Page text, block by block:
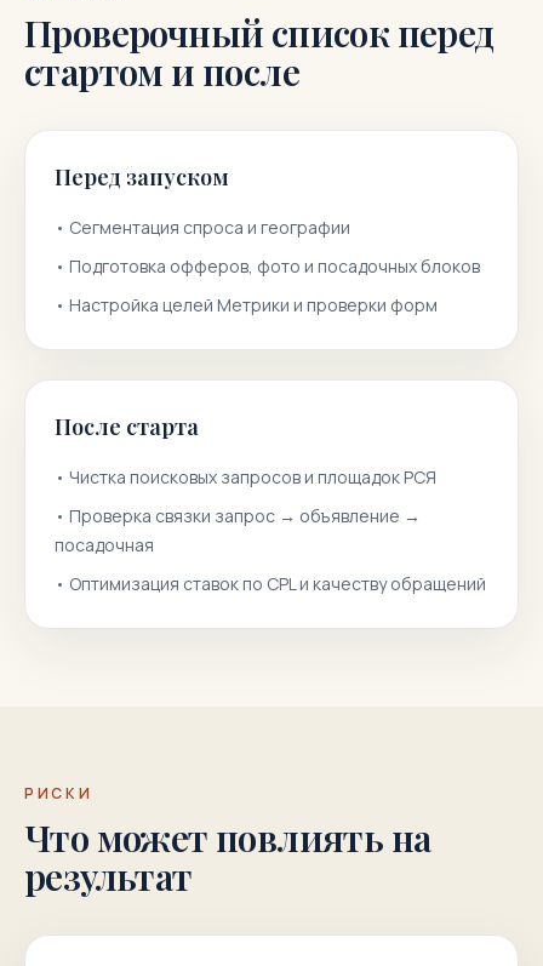
Проверочный список перед
стартом и после
Перед запуском
• Сегментация спроса и географии
• Подготовка офферов, фото и посадочных блоков
• Настройка целей Метрики и проверки форм
После старта
• Чистка поисковых запросов и площадок РСЯ
• Проверка связки запрос → объявление →
посадочная
• Оптимизация ставок по CPL и качеству обращений
РИСКИ
Что может повлиять на
результат